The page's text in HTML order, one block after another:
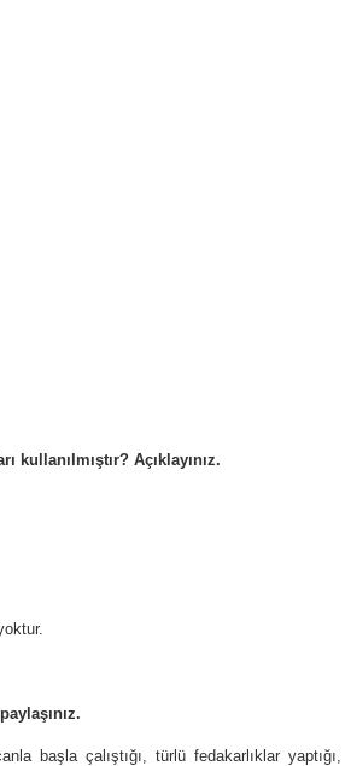
Açıklayınız.
başla çalıştığı, türlü fedakarlıklar yaptığı,